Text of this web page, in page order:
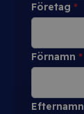
Företag *
Förnamn *
Efternamn